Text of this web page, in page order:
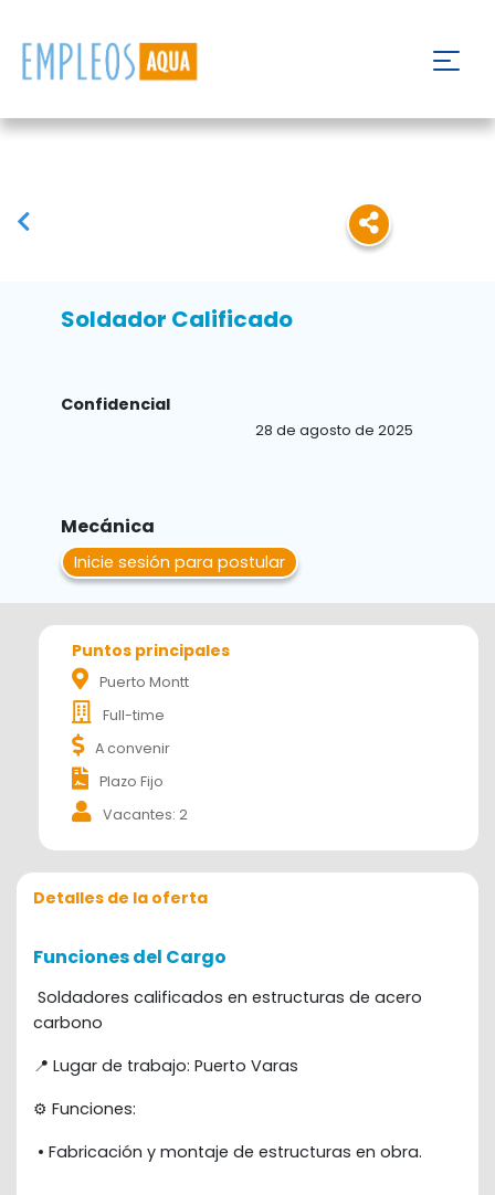
Soldador Calificado
Confidencial
28 de agosto de 2025
Mecánica
Inicie sesión para postular
Puntos principales
Puerto Montt
Full-time
A convenir
Plazo Fijo
Vacantes: 2
Detalles de la oferta
Funciones del Cargo
Soldadores calificados en estructuras de acero
carbono
📍 Lugar de trabajo: Puerto Varas
⚙️ Funciones:
• Fabricación y montaje de estructuras en obra.